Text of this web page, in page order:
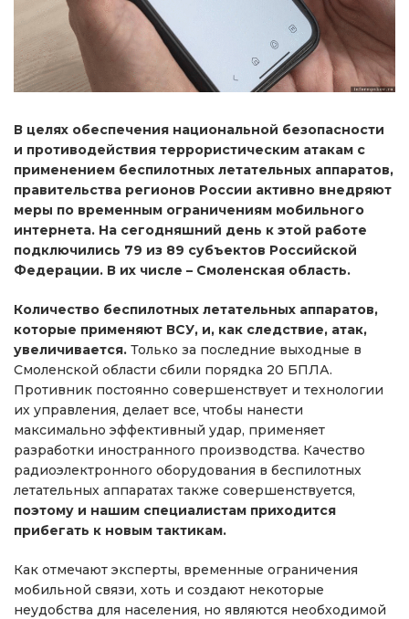
В целях обеспечения национальной безопасности
и противодействия террористическим атакам с
применением беспилотных летательных аппаратов,
правительства регионов России активно внедряют
меры по временным ограничениям мобильного
интернета. На сегодняшний день к этой работе
подключились 79 из 89 субъектов Российской
Федерации. В их числе – Смоленская область.
Количество беспилотных летательных аппаратов,
которые применяют ВСУ, и, как следствие, атак,
увеличивается. Только за последние выходные в
Смоленской области сбили порядка 20 БПЛА.
Противник постоянно совершенствует и технологии
их управления, делает все, чтобы нанести
максимально эффективный удар, применяет
разработки иностранного производства. Качество
радиоэлектронного оборудования в беспилотных
летательных аппаратах также совершенствуется,
поэтому и нашим специалистам приходится
прибегать к новым тактикам.
Как отмечают эксперты, временные ограничения
мобильной связи, хоть и создают некоторые
неудобства для населения, но являются необходимой